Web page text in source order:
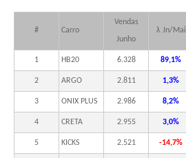
# Carro
Vendas
Junho
λ Jn/Mai
1 HB20 6.328 89,1%
2 ARGO 2.811 1,3%
3 ONIX PLUS 2.986 8,2%
4 CRETA 2.955 3,0%
5 KICKS 2.521 -14,7%